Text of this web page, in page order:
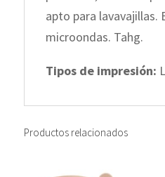
apto para lavavajillas.
microondas. Tahg.
Tipos de impresión:
Productos relacionados